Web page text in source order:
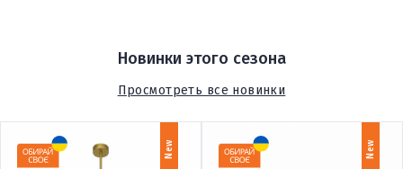
Новинки этого сезона
Просмотреть все новинки
New New